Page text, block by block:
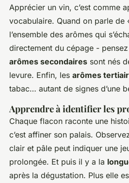
Apprécier un vin, c’est comme
vocabulaire. Quand on parle de
l’ensemble des arômes qui
directement du cépage -
arômes secondaires sont nés
levure. Enfin, les arômes
tabac… autant de signes d’une
Apprendre à identifier les
Chaque flacon raconte une
c’est affiner son palais.
clair et pâle peut indiquer une
prolongée. Et puis il y a la
après la dégustation. Plus elle